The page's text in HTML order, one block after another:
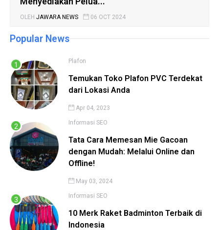
OLEH JAWARA NEWS 06 OCT 2024
Popular News
Plafon
Temukan Toko Plafon PVC Terdekat
dari Lokasi Anda
Apr 04, 2023
Informasi SEO
Tata Cara Memesan Mie Gacoan
dengan Mudah: Melalui Online dan
Offline!
May 03, 2024
Informasi SEO
10 Merk Raket Badminton Terbaik di
Indonesia